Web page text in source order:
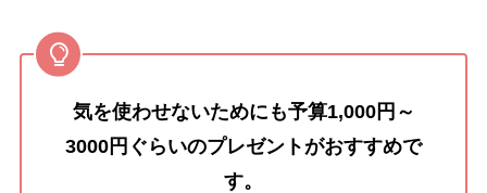
気を使わせないためにも予算1,000円～
3000円ぐらいのプレゼントがおすすめで
す。